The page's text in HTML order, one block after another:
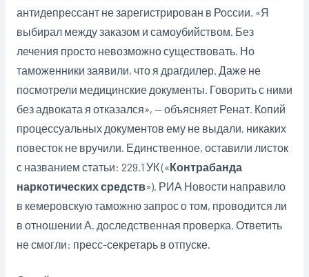
антидепрессант не зарегистрирован в России. «Я
выбирал между заказом и самоубийством. Без
лечения просто невозможно существовать. Но
таможенники заявили, что я драгдилер. Даже не
посмотрели медицинские документы. Говорить с ними
без адвоката я отказался», — объясняет Ренат. Копий
процессуальных документов ему не выдали, никаких
повесток не вручили. Единственное, оставили листок
с названием статьи: 229.1 УК («Контрабанда
наркотических средств»). РИА Новости направило
в кемеровскую таможню запрос о том, проводится ли
в отношении А. доследственная проверка. Ответить
не смогли: пресс-секретарь в отпуске.